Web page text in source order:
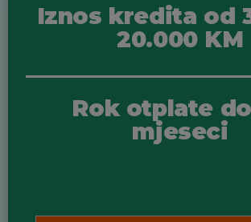
Iznos kredita od
20.000 KM
Rok otplate
mjeseci